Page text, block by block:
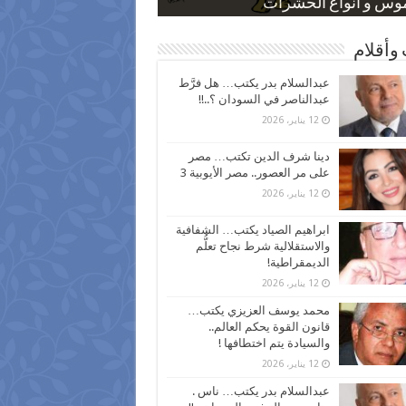
و أنواع الحشرات
بعد ارتفاع الأسعار
نسبة الطلاق في مصر
كاركاتيرية
كاركاتيرية
وأقلام
عبدالسلام بدر يكتب… هل فرَّط
عبدالناصر في السودان ؟..!!
12 يناير، 2026
دينا شرف الدين تكتب… مصر
على مر العصور.. مصر الأيوبية 3
12 يناير، 2026
ابراهيم الصياد يكتب… الشفافية
والاستقلالية شرط نجاح تعلُّم
الديمقراطية!
12 يناير، 2026
محمد يوسف العزيزي يكتب…
قانون القوة يحكم العالم..
والسيادة يتم اختطافها !
12 يناير، 2026
عبدالسلام بدر يكتب… ناس .